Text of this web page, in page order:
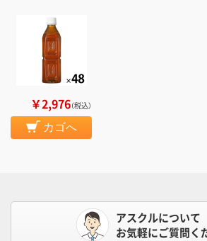
￥2,976（税込）
カゴへ
アスクルについて
お気軽にご質問く